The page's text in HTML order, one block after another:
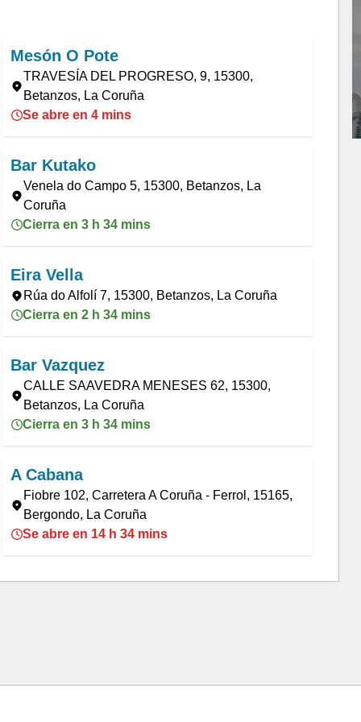
Mesón O Pote
TRAVESÍA DEL PROGRESO, 9, 15300,
Betanzos, La Coruña
Se abre en 4 mins
Bar Kutako
Venela do Campo 5, 15300, Betanzos, La
Coruña
Cierra en 3 h 34 mins
Eira Vella
Rúa do Alfolí 7, 15300, Betanzos, La Coruña
Cierra en 2 h 34 mins
Bar Vazquez
CALLE SAAVEDRA MENESES 62, 15300,
Betanzos, La Coruña
Cierra en 3 h 34 mins
A Cabana
Fiobre 102, Carretera A Coruña - Ferrol, 15165,
Bergondo, La Coruña
Se abre en 14 h 34 mins